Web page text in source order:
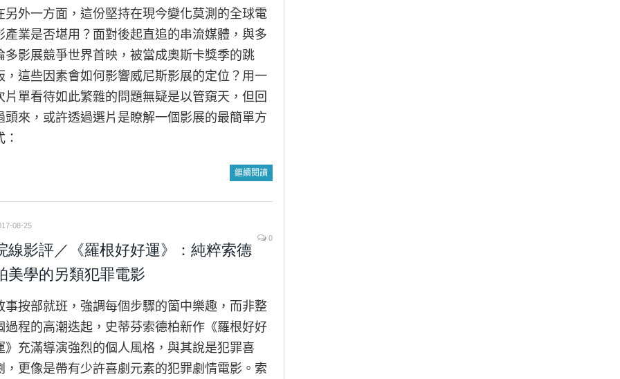
另外一方面，這份堅持在現今變化莫測的全球電
產業是否堪用？面對後起直追的串流媒體，與多
多影展競爭世界首映，被當成奧斯卡獎季的跳
，這些因素會如何影響威尼斯影展的定位？用一
片單看待如此繁雜的問題無疑是以管窺天，但回
頭來，或許透過選片是瞭解一個影展的最簡單方
：
繼續閱讀
08-25
0
線影評／《羅根好好運》：純粹索德
美學的另類犯罪電影
事按部就班，強調每個步驟的箇中樂趣，而非整
過程的高潮迭起，史蒂芬索德柏新作《羅根好好
》充滿導演強烈的個人風格，與其說是犯罪喜
，更像是帶有少許喜劇元素的犯罪劇情電影。索